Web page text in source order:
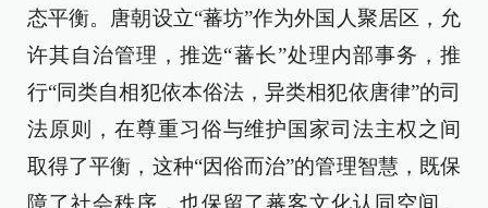
态平衡。唐朝设立“蕃坊”作为外国人聚居区，允
许其自治管理，推选“蕃长”处理内部事务，推
行“同类自相犯依本俗法，异类相犯依唐律”的司
法原则，在尊重习俗与维护国家司法主权之间
取得了平衡，这种“因俗而治”的管理智慧，既保
障了社会秩序，也保留了蕃客文化认同空间。